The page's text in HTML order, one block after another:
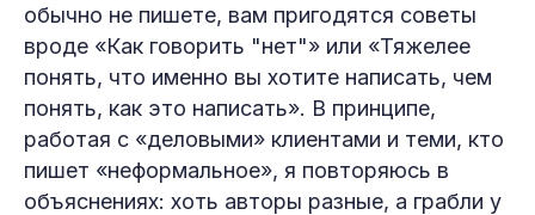
обычно не пишете, вам пригодятся советы
вроде «Как говорить "нет"» или «Тяжелее
понять, что именно вы хотите написать, чем
понять, как это написать». В принципе,
работая с «деловыми» клиентами и теми, кто
пишет «неформальное», я повторяюсь в
объяснениях: хоть авторы разные, а грабли у